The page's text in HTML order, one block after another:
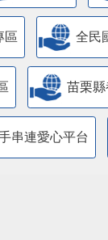
區 全民
苗栗
串連愛心平台